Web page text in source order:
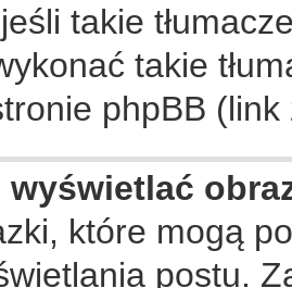
takie
takie
phpBB
wyświetlać
które mogą
postu.